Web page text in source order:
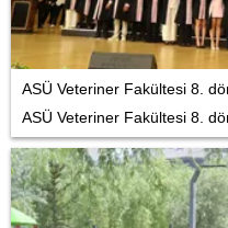
ASÜ Veteriner Fakültesi 8.
ASÜ Veteriner Fakültesi 8.